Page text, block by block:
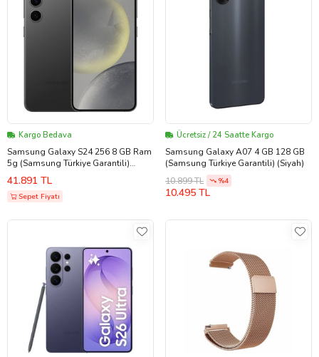
Kargo Bedava
Samsung Galaxy S24 256 8 GB Ram
5g (Samsung Türkiye Garantili)
(Siyah)
41.891 TL
Sepet Fiyatı
Ücretsiz / 24 Saatte Kargo
Samsung Galaxy A07 4 GB 128 GB
(Samsung Türkiye Garantili) (Siyah)
10.899 TL
%4
10.495 TL